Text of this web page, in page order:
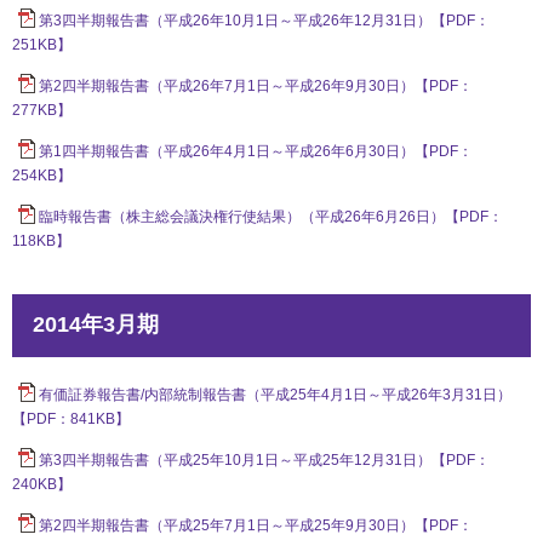
第3四半期報告書（平成26年10月1日～平成26年12月31日）【PDF：
251KB】
第2四半期報告書（平成26年7月1日～平成26年9月30日）【PDF：
277KB】
第1四半期報告書（平成26年4月1日～平成26年6月30日）【PDF：
254KB】
臨時報告書（株主総会議決権行使結果）（平成26年6月26日）【PDF：
118KB】
2014年3月期
有価証券報告書/内部統制報告書（平成25年4月1日～平成26年3月31日）
【PDF：841KB】
第3四半期報告書（平成25年10月1日～平成25年12月31日）【PDF：
240KB】
第2四半期報告書（平成25年7月1日～平成25年9月30日）【PDF：